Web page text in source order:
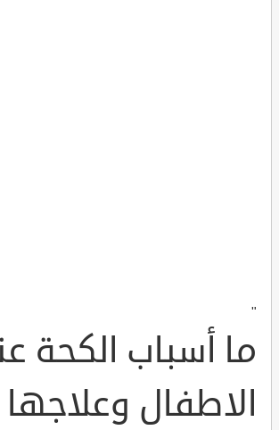
"
ما أسباب الكحة
الاطفال وعلاجها